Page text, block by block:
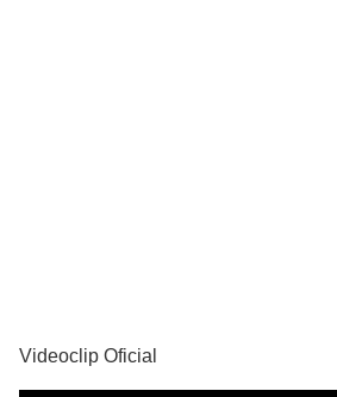
Videoclip Oficial